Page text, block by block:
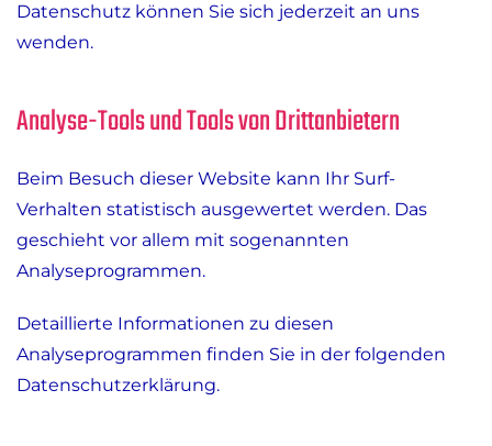
Datenschutz können Sie sich jederzeit an uns
wenden.
Analyse-Tools und Tools von Dritt­anbietern
Beim Besuch dieser Website kann Ihr Surf-
Verhalten statistisch ausgewertet werden. Das
geschieht vor allem mit sogenannten
Analyseprogrammen.
Detaillierte Informationen zu diesen
Analyseprogrammen finden Sie in der folgenden
Datenschutzerklärung.